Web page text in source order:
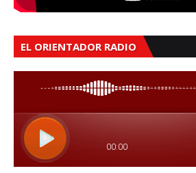
EL ORIENTADOR RADIO